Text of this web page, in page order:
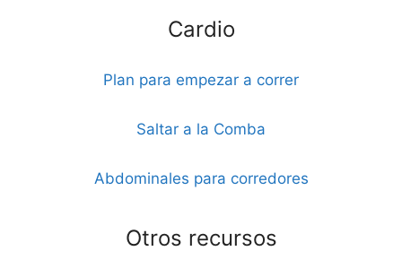
Cardio
Plan para empezar a correr
Saltar a la Comba
Abdominales para corredores
Otros recursos